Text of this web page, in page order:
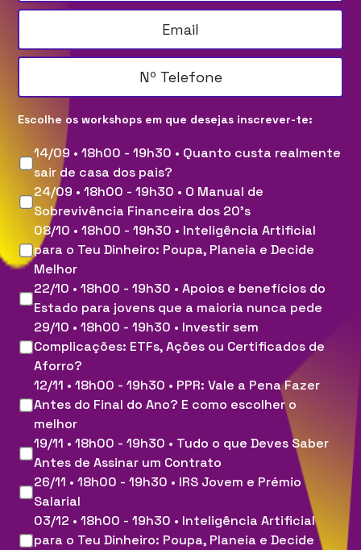
Escolhe os workshops em que desejas inscrever-te:
14/09 • 18h00 - 19h30 • Quanto custa realmente
sair de casa dos pais?
24/09 • 18h00 - 19h30 • O Manual de
Sobrevivência Financeira dos 20's
08/10 • 18h00 - 19h30 • Inteligência Artificial
para o Teu Dinheiro: Poupa, Planeia e Decide
Melhor
22/10 • 18h00 - 19h30 • Apoios e benefícios do
Estado para jovens que a maioria nunca pede
29/10 • 18h00 - 19h30 • Investir sem
Complicações: ETFs, Ações ou Certificados de
Aforro?
12/11 • 18h00 - 19h30 • PPR: Vale a Pena Fazer
Antes do Final do Ano? E como escolher o
melhor
19/11 • 18h00 - 19h30 • Tudo o que Deves Saber
Antes de Assinar um Contrato
26/11 • 18h00 - 19h30 • IRS Jovem e Prémio
Salarial
03/12 • 18h00 - 19h30 • Inteligência Artificial
para o Teu Dinheiro: Poupa, Planeia e Decide